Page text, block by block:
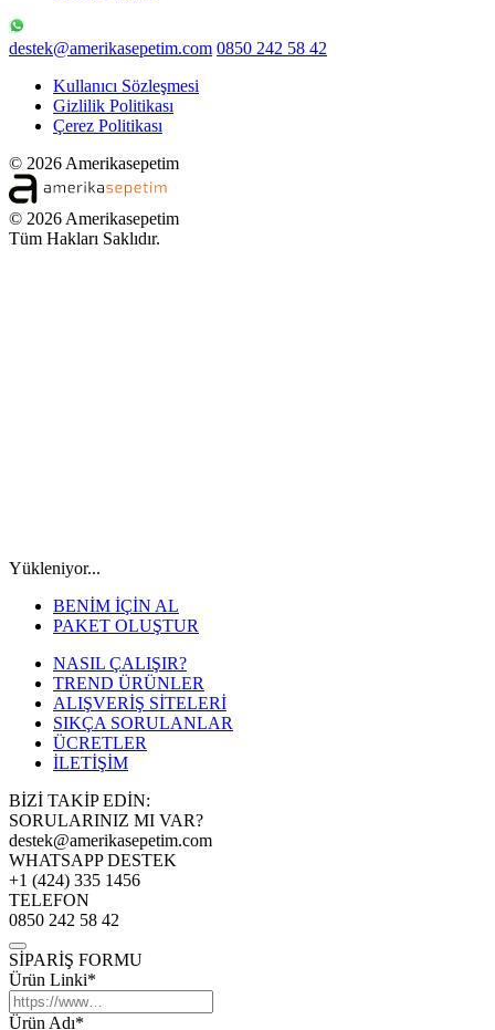
destek@amerikasepetim.com 0850 242 58 42
Kullanıcı Sözleşmesi
Gizlilik Politikası
Çerez Politikası
© 2026 Amerikasepetim
© 2026 Amerikasepetim
Tüm Hakları Saklıdır.
Yükleniyor...
BENİM İÇİN AL
PAKET OLUŞTUR
NASIL ÇALIŞIR?
TREND ÜRÜNLER
ALIŞVERİŞ SİTELERİ
SIKÇA SORULANLAR
ÜCRETLER
İLETİŞİM
BİZİ TAKİP EDİN:
SORULARINIZ MI VAR?
destek@amerikasepetim.com
WHATSAPP DESTEK
+1 (424) 335 1456
TELEFON
0850 242 58 42
SİPARİŞ FORMU
Ürün Linki*
Ürün Adı*